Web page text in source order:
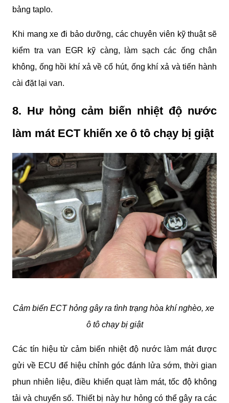
bảng taplo.
Khi mang xe đi bảo dưỡng, các chuyên viên kỹ thuật sẽ
kiểm tra van EGR kỹ càng, làm sạch các ống chân
không, ống hồi khí xả về cổ hút, ống khí xả và tiến hành
cài đặt lại van.
8. Hư hỏng cảm biến nhiệt độ nước
làm mát ECT khiến xe ô tô chạy bị giật
Cảm biến ECT hỏng gây ra tình trạng hòa khí nghèo, xe
ô tô chạy bị giật
Các tín hiệu từ cảm biến nhiệt độ nước làm mát được
gửi về ECU để hiệu chỉnh góc đánh lửa sớm, thời gian
phun nhiên liệu, điều khiển quạt làm mát, tốc độ không
tải và chuyển số. Thiết bị này hư hỏng có thể gây ra các